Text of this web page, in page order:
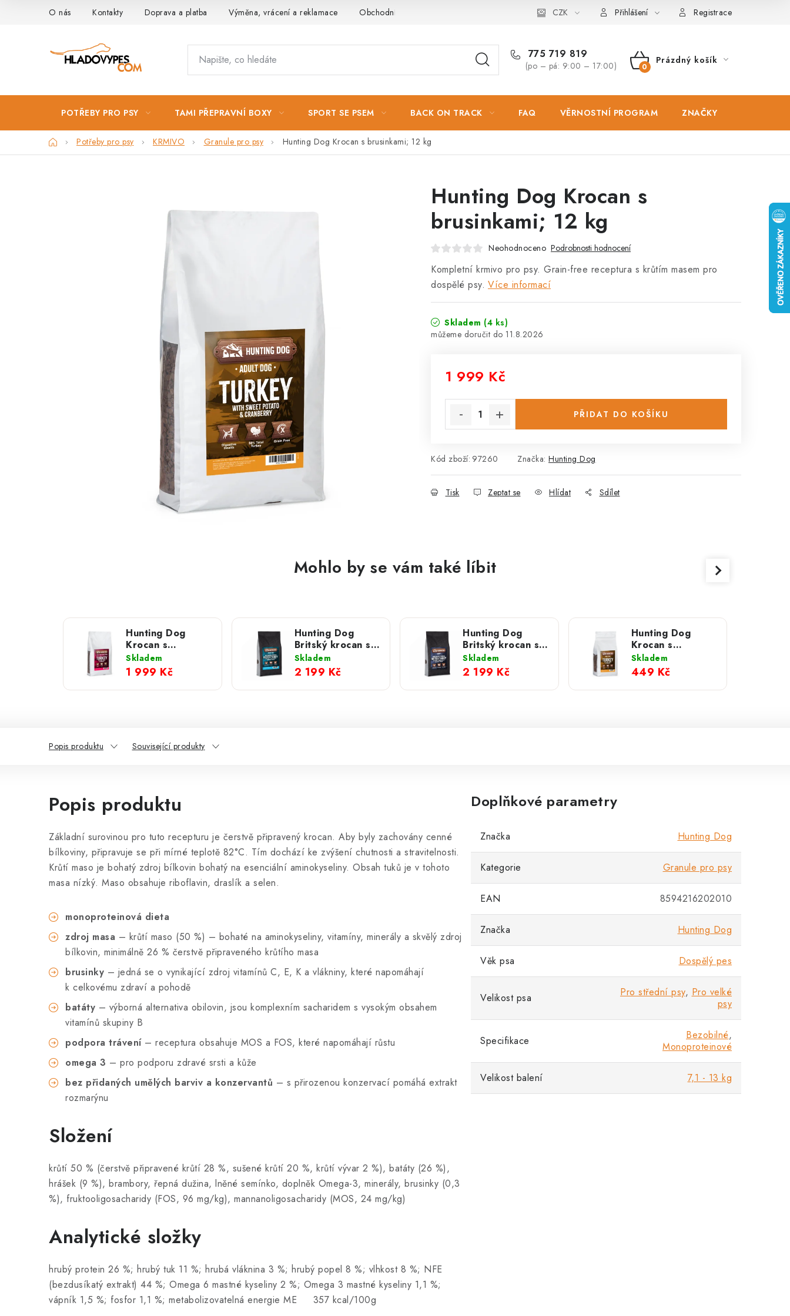
O nás Kontakty Doprava a platba Výměna, vrácení a reklamace Obchodní podmínky Podmínky ochrany osobních údajů Zásady použivání souboru cookies
CZK Přihlášení Registrace
775 719 819
(po – pá: 9:00 – 17:00)
NÁKUPNÍ
Prázdný košík
POTŘEBY PRO PSY TAMI PŘEPRAVNÍ BOXY SPORT SE PSEM BACK ON TRACK FAQ VĚRNOSTNÍ PROGRAM ZNAČKY
DomůPotřeby pro psy KRMIVO Granule pro psy Hunting Dog Krocan s brusinkami; 12 kg
Hunting Dog Krocan s
brusinkami; 12 kg
Neohodnoceno Podrobnosti hodnocení
Kompletní krmivo pro psy. Grain-free receptura s krůtím masem pro
dospělé psy. Více informací
Skladem (4 ks)
11.8.2026
1 999 Kč
PŘIDAT DO KOŠÍKU
Kód zboží: 97260 Značka: Hunting Dog
Tisk Zeptat se Hlídat Sdílet
Mohlo by se vám také líbit
Hunting Dog
Krocan s
brusinkami pro
velká plemena
psů; 12 kg
Skladem
1 999 Kč
Hunting Dog
Britský krocan s
petrželkou; 12 kg
Skladem
2 199 Kč
Hunting Dog
Britský krocan s
petrželkou pro
štěňata; 12 kg
Skladem
2 199 Kč
Hunting Dog
Krocan s
brusinkami; 2 kg
Skladem
449 Kč
Popis produktu Související produkty
Popis produktu
Základní surovinou pro tuto recepturu je čerstvě připravený krocan. Aby byly zachovány cenné
bílkoviny, připravuje se při mírné teplotě 82°C. Tím dochází ke zvýšení chutnosti a stravitelnosti.
Krůtí maso je bohatý zdroj bílkovin bohatý na esenciální aminokyseliny. Obsah tuků je v tohoto
masa nízký. Maso obsahuje riboflavin, draslík a selen.
monoproteinová dieta
zdroj masa – krůtí maso (50 %) – bohaté na aminokyseliny, vitamíny, minerály a skvělý zdroj
bílkovin, minimálně 26 % čerstvě připraveného krůtího masa
brusinky – jedná se o vynikající zdroj vitamínů C, E, K a vlákniny, které napomáhají
k celkovému zdraví a pohodě
batáty – výborná alternativa obilovin, jsou komplexním sacharidem s vysokým obsahem
vitamínů skupiny B
podpora trávení– receptura obsahuje MOS a FOS, které napomáhají růstu
omega 3 – pro podporu zdravé srsti a kůže
bez přidaných umělých barviv a konzervantů – s přirozenou konzervací pomáhá extrakt
rozmarýnu
Složení
krůtí 50 % (čerstvě připravené krůtí 28 %, sušené krůtí 20 %, krůtí vývar 2 %), batáty (26 %),
hrášek (9 %), brambory, řepná dužina, lněné semínko, doplněk Omega-3, minerály, brusinky (0,3
%), fruktooligosacharidy (FOS, 96 mg/kg), mannanoligosacharidy (MOS, 24 mg/kg)
Analytické složky
hrubý protein 26 %; hrubý tuk 11 %; hrubá vláknina 3 %; hrubý popel 8 %; vlhkost 8 %; NFE
(bezdusíkatý extrakt) 44 %; Omega 6 mastné kyseliny 2 %; Omega 3 mastné kyseliny 1,1 %;
vápník 1,5 %; fosfor 1,1 %; metabolizovatelná energie ME 357 kcal/100g
Doplňkové parametry
Značka Hunting Dog
Kategorie Granule pro psy
EAN 8594216202010
Značka Hunting Dog
Věk psa Dospělý pes
Velikost psa Pro střední psy, Pro velké
psy
Specifikace Bezobilné,
Monoproteinové
Velikost balení 7,1 - 13 kg